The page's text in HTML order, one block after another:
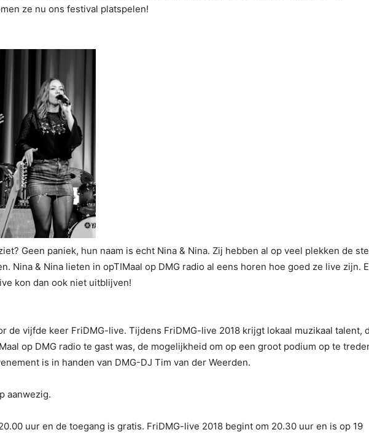
ze nu ons festival platspelen!
Geen paniek, hun naam is echt Nina & Nina. Zij hebben al op veel plekken de
Nina & Nina lieten in opTIMaal op DMG radio al eens horen hoe goed ze live zijn.
kon dan ook niet uitblijven!
de vijfde keer FriDMG-live. Tijdens FriDMG-live 2018 krijgt lokaal muzikaal talent,
op DMG radio te gast was, de mogelijkheid om op een groot podium op te
is in handen van DMG-DJ Tim van der Weerden.
aanwezig.
uur en de toegang is gratis. FriDMG-live 2018 begint om 20.30 uur en is op 19